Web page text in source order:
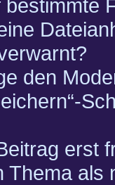
den
erst
Thema als